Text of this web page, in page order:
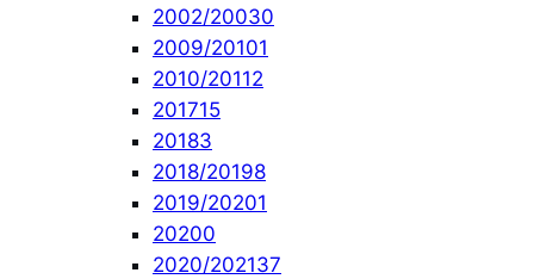
2002/20030
2009/20101
2010/20112
201715
20183
2018/20198
2019/20201
20200
2020/202137